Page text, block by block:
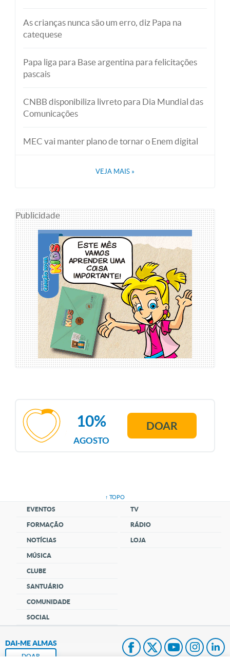
As crianças nunca são um erro, diz Papa na
catequese
Papa liga para Base argentina para felicitações
pascais
CNBB disponibiliza livreto para Dia Mundial das
Comunicações
MEC vai manter plano de tornar o Enem digital
VEJA MAIS »
Publicidade
AGOSTO
10% DOAR
↑ TOPO
EVENTOS
FORMAÇÃO
NOTÍCIAS
MÚSICA
CLUBE
SANTUÁRIO
COMUNIDADE
SOCIAL
TV
RÁDIO
LOJA
DAI-ME ALMAS
DOAR